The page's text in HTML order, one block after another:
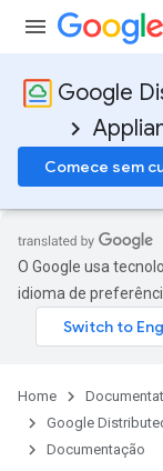
Google
Comece sem
O Google usa
idioma de
Home
Google
Documentação